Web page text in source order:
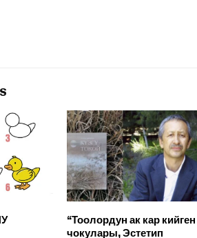
“Тоолордун ак кар кийген
чокулары, Эстетип